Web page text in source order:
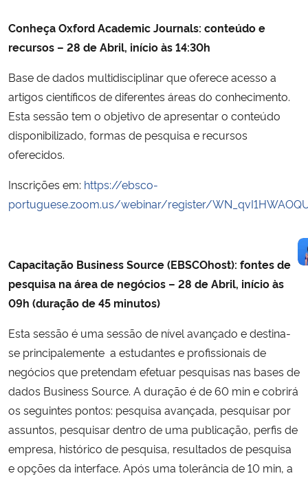
Conheça Oxford Academic Journals: conteúdo e
recursos – 28 de Abril, início às 14:30h
Base de dados multidisciplinar que oferece acesso a
artigos científicos de diferentes áreas do conhecimento.
Esta sessão tem o objetivo de apresentar o conteúdo
disponibilizado, formas de pesquisa e recursos
oferecidos.
Inscrições em: https://ebsco-
portuguese.zoom.us/webinar/register/
Capacitação Business Source (EBSCOhost): fontes de
pesquisa na área de negócios – 28 de Abril, início às
09h (duração de 45 minutos)
Esta sessão é uma sessão de nível avançado e destina-
se principalemente a estudantes e profissionais de
negócios que pretendam efetuar pesquisas nas bases de
dados Business Source. A duração é de 60 min e cobrirá
os seguintes pontos: pesquisa avançada, pesquisar por
assuntos, pesquisar dentro de uma publicação, perfis de
empresa, histórico de pesquisa, resultados de pesquisa
e opções da interface. Após uma tolerância de 10 min, a